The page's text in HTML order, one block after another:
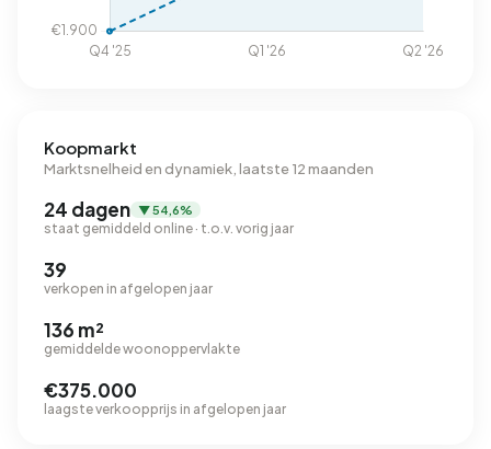
Koopmarkt
Marktsnelheid en dynamiek, laatste 12 maanden
24 dagen ▼ 54,6%
staat gemiddeld online · t.o.v. vorig jaar
39
verkopen in afgelopen jaar
136 m²
gemiddelde woonoppervlakte
€375.000
laagste verkoopprijs in afgelopen jaar